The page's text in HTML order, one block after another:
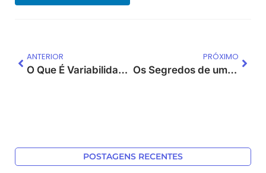
ANTERIOR
O Que É Variabilidade e Por Que Ela Importa?
PRÓXIMO
Os Segredos de um Planejamento Estratégico Infalível
POSTAGENS RECENTES